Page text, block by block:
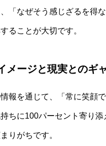
「なぜそう感じざるを得な
ることが大切です。
メージと現実とのギ
報を通じて、「常に笑顔
ちに100パーセント寄り添
りがちです。